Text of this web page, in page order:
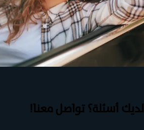
أسئلة؟تواصل معنا!